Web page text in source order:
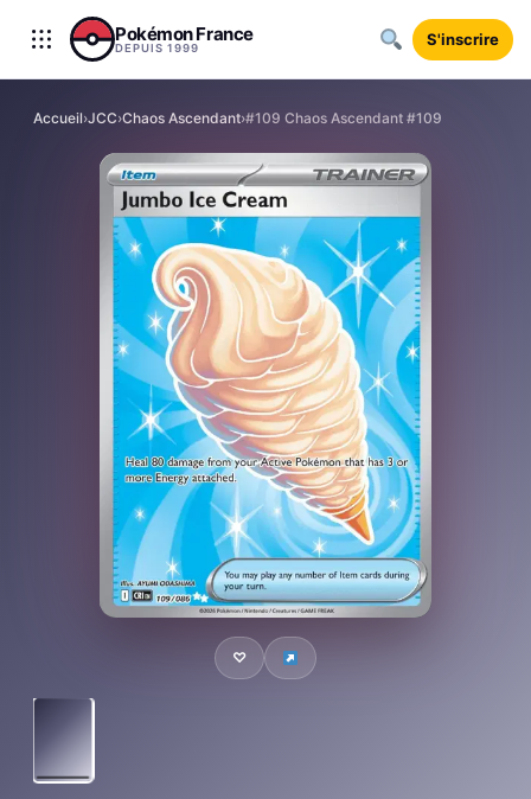
Aller au contenu
Pokémon France
DEPUIS 1999 S'inscrire
Accueil›JCC›Chaos Ascendant›#109 Chaos Ascendant #109
♡